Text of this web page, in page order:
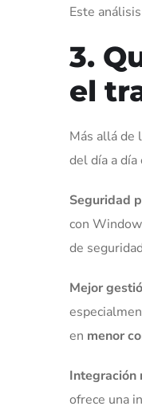
Este
3.
el
Más allá de
del día a día
Seguridad
con
de
Mejor
en menor
Integración
ofrece una